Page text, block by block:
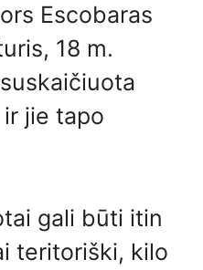
Escobaras
18 m.
jie tapo
gali būti itin
teritoriški, kilo